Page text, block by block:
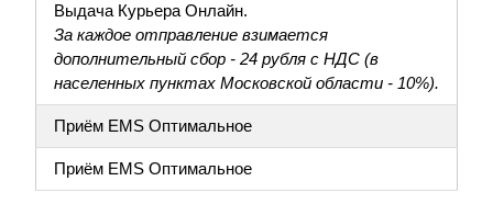
Выдача Курьера Онлайн.
За каждое отправление взимается
дополнительный сбор - 24 рубля с НДС (в
населенных пунктах Московской области - 10%).
Приём EMS Оптимальное
Приём EMS Оптимальное